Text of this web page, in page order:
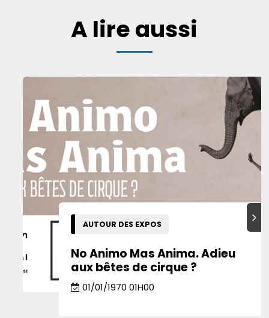
A lire aussi
AUTOUR DES EXPOS
No Animo Mas Anima. Adieu
aux bêtes de cirque ?
01/01/1970 01H00